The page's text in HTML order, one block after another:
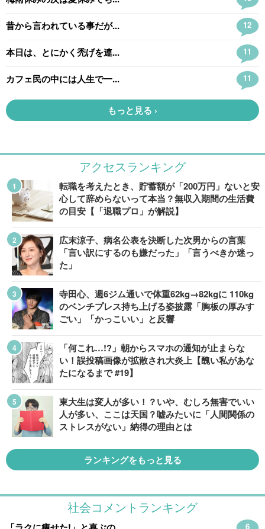
アクセスランキング
転職を考えたとき、貯蓄額が「200万円」ないと安
心して辞めらないって本当？無収入期間の生活費
の目安【「退職プロ」が解説】
広末涼子、病名公表を決断した次男からの言葉
「言い訳にするのも嫌だった」「言うべきか迷っ
た」
寺田心、週6ジム通いで体重62kg→82kgに 110kg
のベンチプレス持ち上げる姿披露「胸板の厚みす
ごい」「かっこいい」と反響
「何これ…!?」朝からスマホの通知が止まらな
い！誤投稿画像が拡散され大炎上【醜い私があな
たになるまで #19】
東大生は変人が多い！？いや、むしろ無害でいい
人が多い、ここは天国？嘘みたいに「人間関係の
ストレスがない」納得の理由とは
ランキングをもっと見る